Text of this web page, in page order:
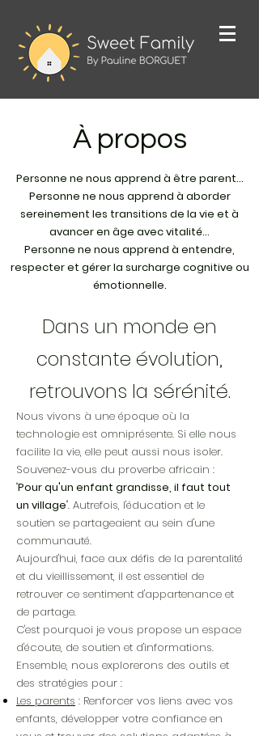
À propos
Personne ne nous apprend à être parent…
Personne ne nous apprend à aborder
sereinement les transitions de la vie et à
avancer en âge avec vitalité…
Personne ne nous apprend à entendre,
respecter et gérer la surcharge cognitive ou
émotionnelle.
Dans un monde en
constante évolution,
retrouvons la sérénité.
Nous vivons à une époque où la
technologie est omniprésente. Si elle nous
facilite la vie, elle peut aussi nous isoler.
Souvenez-vous du proverbe africain :
"Pour qu'un enfant grandisse, il faut tout
un village". Autrefois, l'éducation et le
soutien se partageaient au sein d'une
communauté.
Aujourd'hui, face aux défis de la parentalité
et du vieillissement, il est essentiel de
retrouver ce sentiment d'appartenance et
de partage.
C'est pourquoi je vous propose un espace
d'écoute, de soutien et d'informations.
Ensemble, nous explorerons des outils et
des stratégies pour :
Les parents : Renforcer vos liens avec vos
enfants, développer votre confiance en